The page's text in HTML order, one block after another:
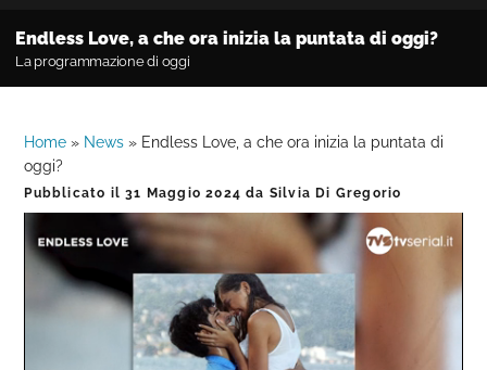
Endless Love, a che ora inizia la puntata di oggi?
La programmazione di oggi
Home » News » Endless Love, a che ora inizia la puntata di
oggi?
Pubblicato il31 Maggio 2024 da Silvia Di Gregorio